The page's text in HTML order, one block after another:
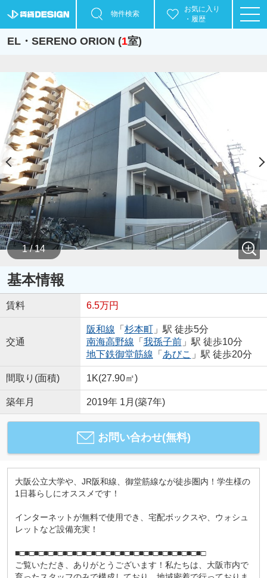
物件検索
お気に入り
・履歴
EL・SERENO ORION (1室)
1 / 14
基本情報
賃料 6.5万円
交通
阪和線 「 杉本町」駅 徒歩5分
南海高野線 「 我孫子前」駅 徒歩10分
地下鉄御堂筋線 「 あびこ 」駅 徒歩20分
間取り(面積) 1K(27.90㎡)
築年月 2019年 1月(築7年)
お問い合わせ(無料)
大阪公立大学や、JR阪和線、御堂筋線なが徒歩圏内！学生様の
1日暮らしにオススメです！
インターネットが無料で使用でき、宅配ボックスや、ウォシュ
レットなど設備充実！
■□■□■□■□■□■□■□■□■□■□■□■□■□■□■□■□■□■□■□■□
ご覧いただき、ありがとうございます！私たちは、大阪市内で